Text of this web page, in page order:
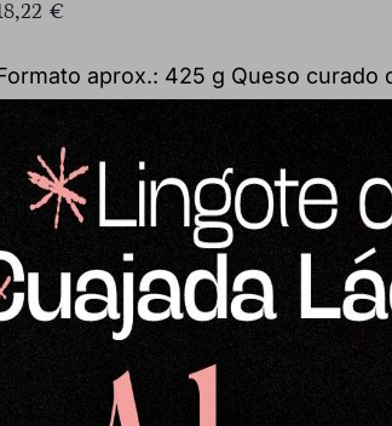
€
aprox.: 425 g Queso
vegetal siguiendo la receta
durante más de 4 meses sobre
volteos periódicos y se trabaja la
textura más suave y fundente en
por el uso de cuajo
tradicional en pequeñas
Queso de oveja-cuajo vegetal
Medio queso de oveja-cuajo